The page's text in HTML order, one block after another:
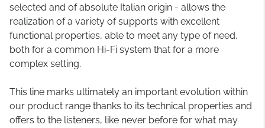
selected and of absolute Italian origin - allows the
realization of a variety of supports with excellent
functional properties, able to meet any type of need,
both for a common Hi-Fi system that for a more
complex setting.
This line marks ultimately an important evolution within
our product range thanks to its technical properties and
offers to the listeners, like never before for what may